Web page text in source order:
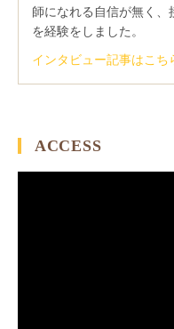
師になれる自信が無く
を経験をしました。
インタビュー記事はこち
ACCESS